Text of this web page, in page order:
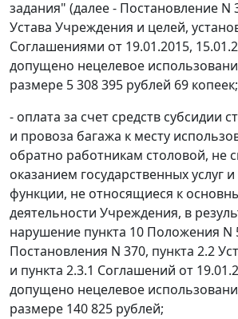
задания" (далее - Постановление N
Устава Учреждения и целей,
Соглашениями от 19.01.2015,
допущено нецелевое
размере 5 308 395 рублей 69 копеек;
- оплата за счет средств субсидии
и провоза багажа к месту
обратно работникам столовой, не
оказанием государственных
функции, не относящиеся к
деятельности Учреждения, в
нарушение пункта 10 Положения N
Постановления N 370, пункта 2.2
и пункта 2.3.1 Соглашений от
допущено нецелевое
размере 140 825 рублей;